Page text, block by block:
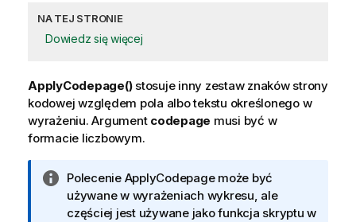
NA TEJ STRONIE
Dowiedz się więcej
ApplyCodepage()stosuje inny zestaw znaków strony
kodowej względem pola albo tekstu określonego w
wyrażeniu. Argument codepage musi być w
formacie liczbowym.
I
n
f
Polecenie ApplyCodepagemoże być
używane w wyrażeniach wykresu, ale
częściej jest używane jako funkcja skryptu w